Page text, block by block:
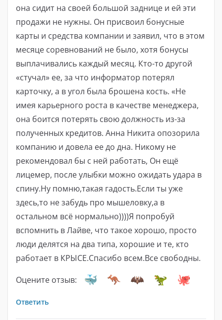
она сидит на своей большой заднице и ей эти
продажи не нужны. Он присвоил бонусные
карты и средства компании и заявил, что в этом
месяце соревнований не было, хотя бонусы
выплачивались каждый месяц. Кто-то другой
«стучал» ее, за что информатор потерял
карточку, а в угол была брошена кость. «Не
имея карьерного роста в качестве менеджера,
она боится потерять свою должность из-за
полученных кредитов. Анна Никита опозорила
компанию и довела ее до дна. Никому не
рекомендовал бы с ней работать, Он ещё
лицемер, после улыбки можно ожидать удара в
спину.Ну помню,такая гадость.Если ты уже
здесь,то не забудь про мышеловку,а в
остальном всё нормально))))Я попробуй
вспомнить в Лайве, что такое хорошо, просто
люди делятся на два типа, хорошие и те, кто
работает в КРЫСЕ.Спасибо всем.Все свободны.
Оцените отзыв:
Ответить